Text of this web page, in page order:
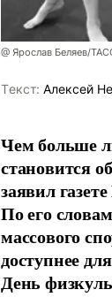
@ Ярослав Беляев/
Tекст: Алексей
Чем больше
становится
заявил
По его
массового
доступнее
День